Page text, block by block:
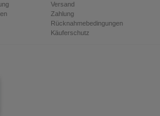
Versand
Zahlung
Rücknahmebedingungen
Käuferschutz